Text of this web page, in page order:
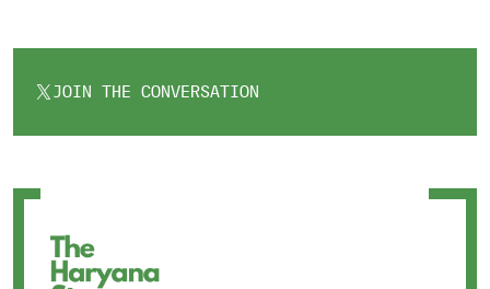
JOIN THE CONVERSATION
OPENS